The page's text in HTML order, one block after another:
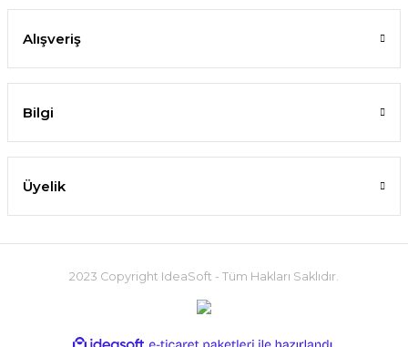
Alışveriş
Bilgi
Üyelik
2023 Copyright IdeaSoft - Tüm Hakları Saklıdır.
ideasoft e-